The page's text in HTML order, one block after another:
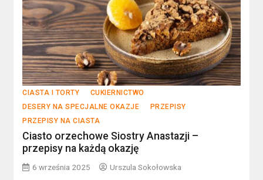
CIASTA I TORTY
CUKIERNICTWO
DESERY NA SPECJALNE OKAZJE
PRZEPISY
PRZEPISY NA CIASTA
Ciasto orzechowe Siostry Anastazji –
przepisy na każdą okazję
6 września 2025 Urszula Sokołowska